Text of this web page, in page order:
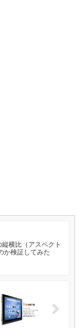
横比（アスペクト
か検証してみた